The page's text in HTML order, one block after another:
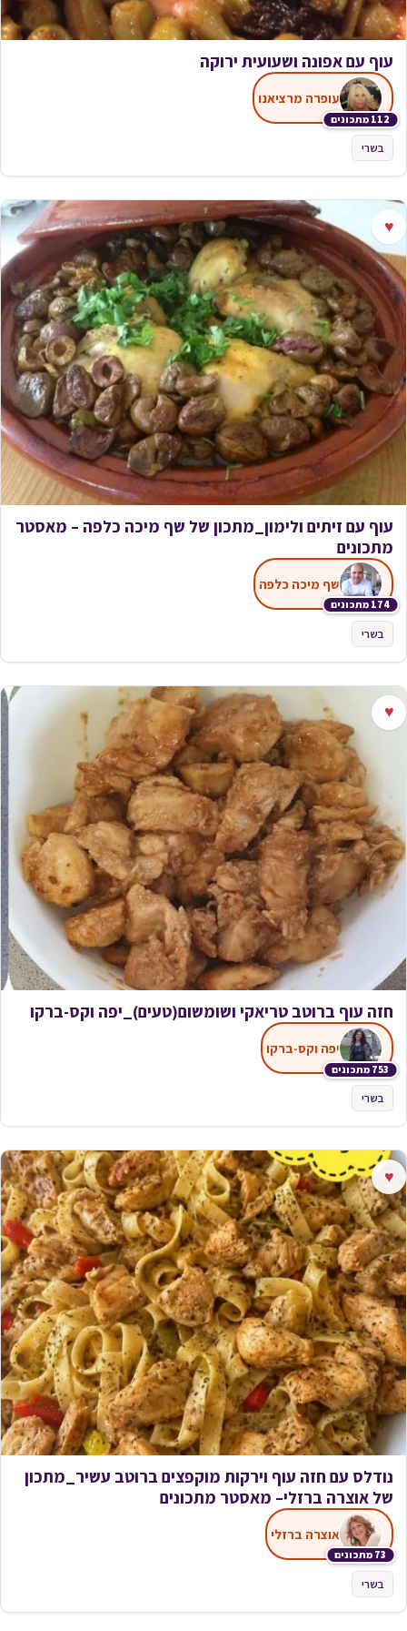
עוף עם אפונה ושעועית ירוקה
112 מתכונים
עופרה מרציאנו
בשרי
♥
עוף עם זיתים ולימון_מתכון של שף מיכה כלפה – מאסטר
מתכונים
174 מתכונים
שף מיכה כלפה
בשרי
♥
חזה עוף ברוטב טריאקי ושומשום(טעים)_יפה וקס-ברקו
753 מתכונים
יפה וקס-ברקו
בשרי
♥
נודלס עם חזה עוף וירקות מוקפצים ברוטב עשיר_מתכון
של אוצרה ברזלי– מאסטר מתכונים
73 מתכונים
אוצרה ברזלי
בשרי